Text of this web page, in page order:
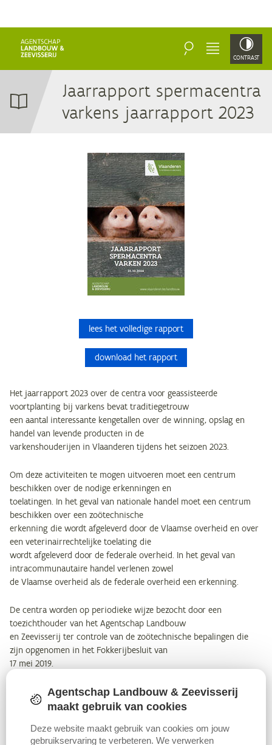
ZOEKEN MENU CONTRAST
Jaar­rap­port sper­ma­cen­tra
var­kens jaar­rap­port 2023
lees het volledige rapport
download het rapport
Het jaarrapport 2023 over de centra voor geassisteerde
voortplanting bij varkens bevat traditiegetrouw
een aantal interessante kengetallen over de winning, opslag en
handel van levende producten in de
varkenshouderijen in Vlaanderen tijdens het seizoen 2023.
Om deze activiteiten te mogen uitvoeren moet een centrum
beschikken over de nodige erkenningen en
toelatingen. In het geval van nationale handel moet een centrum
beschikken over een zoötechnische
erkenning die wordt afgeleverd door de Vlaamse overheid en over
een veterinairrechtelijke toelating die
wordt afgeleverd door de federale overheid. In het geval van
intracommunautaire handel verlenen zowel
de Vlaamse overheid als de federale overheid een erkenning.
De centra worden op periodieke wijze bezocht door een
toezichthouder van het Agentschap Landbouw
en Zeevisserij ter controle van de zoötechnische bepalingen die
zijn opgenomen in het Fokkerijbesluit van
17 mei 2019.
Jaarlijks bezorgen deze centra in het voorjaar een overzicht van
hun activiteiten met betrekking tot het
Deze gegevens worden verwerkt en
Agentschap Landbouw & Zeevisserij
maakt gebruik van cookies
Deze website maakt gebruik van cookies om jouw
gebruikservaring te verbeteren. We verwerken